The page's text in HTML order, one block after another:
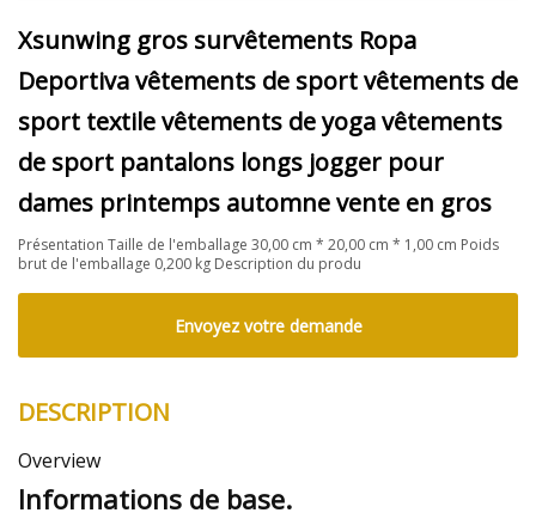
Xsunwing gros survêtements Ropa
Deportiva vêtements de sport vêtements de
sport textile vêtements de yoga vêtements
de sport pantalons longs jogger pour
dames printemps automne vente en gros
Présentation Taille de l'emballage 30,00 cm * 20,00 cm * 1,00 cm Poids
brut de l'emballage 0,200 kg Description du produ
Envoyez votre demande
DESCRIPTION
Overview
Informations de base.